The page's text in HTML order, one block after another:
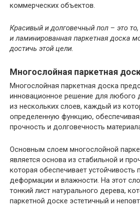
коммерческих объектов.
Красивый и долговечный пол – это
и ламинированная паркетная доска
достичь этой цели.
Многослойная паркетная
Многослойная паркетная доска
инновационное решение для любого
из нескольких слоев, каждый из
определенную функцию,
прочность и долговечность
Основным слоем многослойной
является основа из стабильной и
которая обеспечивает устойчивость
деформации и влажности. На этот
тонкий лист натурального дерева,
паркетной доске эстетичный и